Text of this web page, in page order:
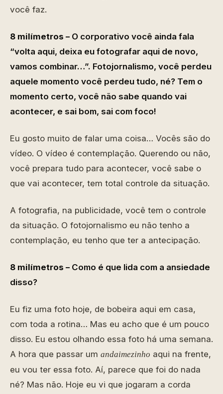
você faz.
8 milímetros – O corporativo você ainda fala
“volta aqui, deixa eu fotografar aqui de novo,
vamos combinar…”. Fotojornalismo, você perdeu
aquele momento você perdeu tudo, né? Tem o
momento certo, você não sabe quando vai
acontecer, e sai bom, sai com foco!
Eu gosto muito de falar uma coisa… Vocês são do
vídeo. O vídeo é contemplação. Querendo ou não,
você prepara tudo para acontecer, você sabe o
que vai acontecer, tem total controle da situação.
A fotografia, na publicidade, você tem o controle
da situação. O fotojornalismo eu não tenho a
contemplação, eu tenho que ter a antecipação.
8 milímetros – Como é que lida com a ansiedade
disso?
Eu fiz uma foto hoje, de bobeira aqui em casa,
com toda a rotina… Mas eu acho que é um pouco
disso. Eu estou olhando essa foto há uma semana.
A hora que passar um andaimezinho aqui na frente,
eu vou ter essa foto. Aí, parece que foi do nada
né? Mas não. Hoje eu vi que jogaram a corda